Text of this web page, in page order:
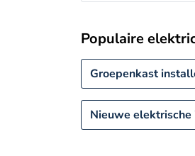
Populaire
Groepenkast
Nieuwe